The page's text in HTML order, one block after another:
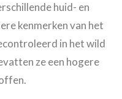
huid- en
kenmerken van het
in het wild
ze een hogere